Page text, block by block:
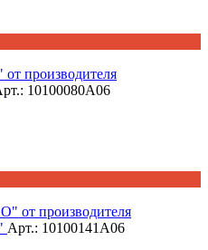
10100080А06
Арт.: 10100141А06